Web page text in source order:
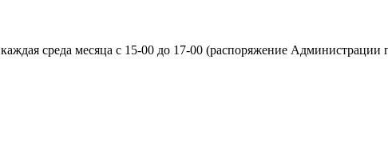
каждая среда месяца с 15-00 до 17-00 (распоряжение